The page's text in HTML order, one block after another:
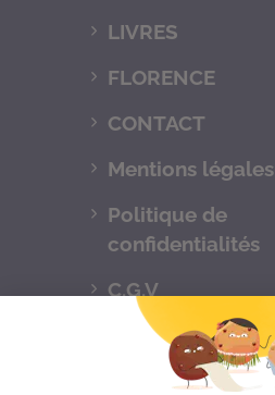
LIVRES
FLORENCE
CONTACT
Mentions légales
Politique de
confidentialités
C.G.V
Suivez-nous